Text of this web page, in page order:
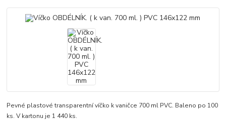
Pevné plastové transparentní víčko k vaničce 700 ml PVC. Baleno po 100
ks. V kartonu je 1 440 ks.